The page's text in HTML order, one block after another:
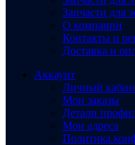
Запчасти для
О компании
Контакты и
Доставка и
Аккаунт
Личный
Мои заказы
Детали
Мои адреса
Политика